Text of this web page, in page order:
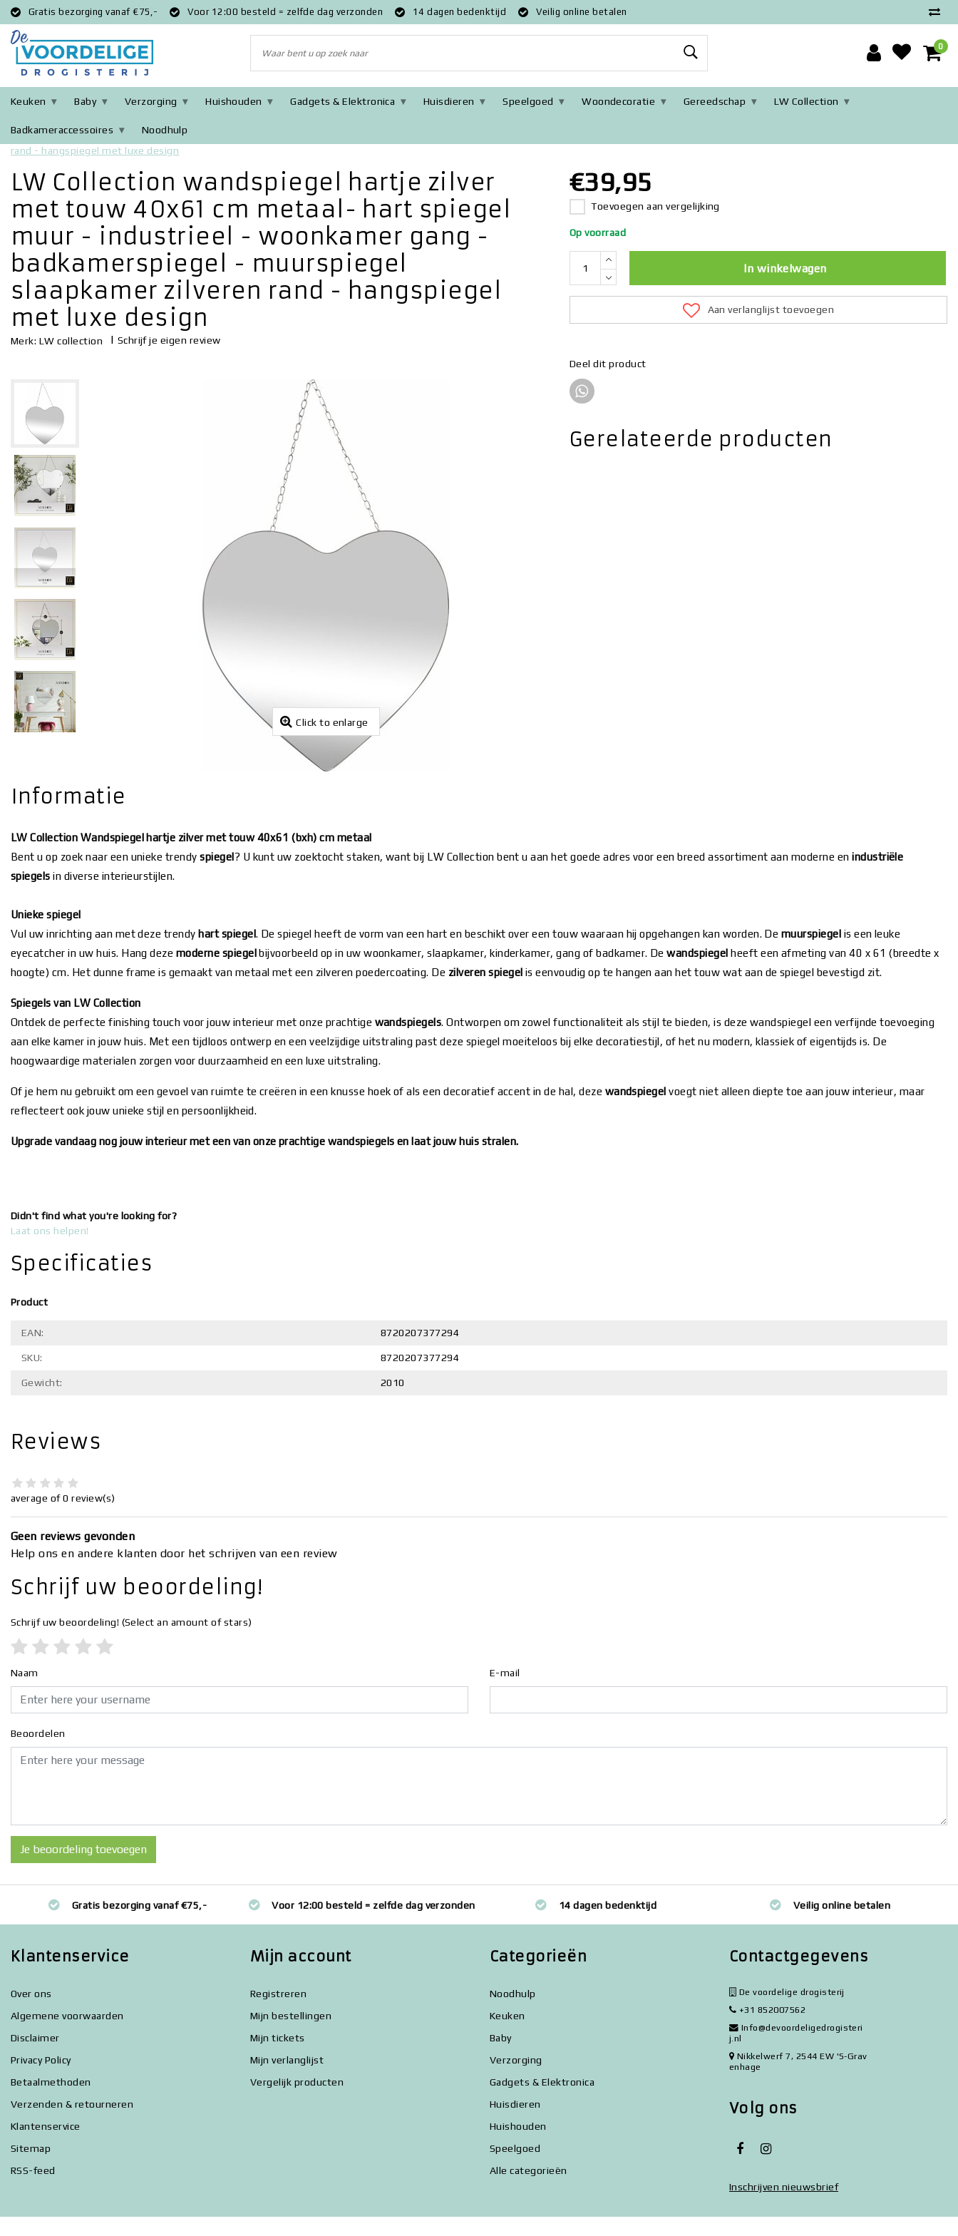
Gratis bezorging vanaf €75,- Voor 12:00 besteld = zelfde dag verzonden 14 dagen bedenktijd Veilig online betalen
0
Keuken Baby Verzorging Huishouden Gadgets & Elektronica Huisdieren Speelgoed Woondecoratie Gereedschap LW Collection
Badkameraccessoires Noodhulp
Terug naar Home|LW Collection wandspiegel hartje zilver met touw 40x61 cm metaal- hart spiegel muur - industrieel - woonkamer gang - badkamerspiegel - muurspiegel slaapkamer zilveren
rand - hangspiegel met luxe design
LW Collection wandspiegel hartje zilver
met touw 40x61 cm metaal- hart spiegel
muur - industrieel - woonkamer gang -
badkamerspiegel - muurspiegel
slaapkamer zilveren rand - hangspiegel
met luxe design
Merk: LW collection | Schrijf je eigen review
Click to enlarge
€39,95
Toevoegen aan vergelijking
Op voorraad
In winkelwagen
Aan verlanglijst toevoegen
Deel dit product
Gerelateerde producten
Informatie
LW Collection Wandspiegel hartje zilver met touw 40x61 (bxh) cm metaal
Bent u op zoek naar een unieke trendyspiegel? U kunt uw zoektocht staken, want bij LW Collection bent u aan het goede adres voor een breed assortiment aan moderne enindustriële
spiegels in diverse interieurstijlen.
Unieke spiegel
Vul uw inrichting aan met deze trendyhart spiegel. De spiegel heeft de vorm van een hart en beschikt over een touw waaraan hij opgehangen kan worden. De muurspiegel is een leuke
eyecatcher in uw huis. Hang deze moderne spiegelbijvoorbeeld op in uw woonkamer, slaapkamer, kinderkamer, gang of badkamer. Dewandspiegel heeft een afmeting van 40 x 61 (breedte x
hoogte) cm. Het dunne frame is gemaakt van metaal met een zilveren poedercoating. De zilveren spiegel is eenvoudig op te hangen aan het touw wat aan de spiegel bevestigd zit.
Spiegels van LW Collection
Ontdek de perfecte finishing touch voor jouw interieur met onze prachtige wandspiegels. Ontworpen om zowel functionaliteit als stijl te bieden, is deze wandspiegel een verfijnde toevoeging
aan elke kamer in jouw huis. Met een tijdloos ontwerp en een veelzijdige uitstraling past deze spiegel moeiteloos bij elke decoratiestijl, of het nu modern, klassiek of eigentijds is. De
hoogwaardige materialen zorgen voor duurzaamheid en een luxe uitstraling.
Of je hem nu gebruikt om een gevoel van ruimte te creëren in een knusse hoek of als een decoratief accent in de hal, deze wandspiegelvoegt niet alleen diepte toe aan jouw interieur, maar
reflecteert ook jouw unieke stijl en persoonlijkheid.
Upgrade vandaag nog jouw interieur met een van onze prachtige wandspiegels en laat jouw huis stralen.
Didn't find what you're looking for?
Laat ons helpen!
Specificaties
Product
EAN: 8720207377294
SKU: 8720207377294
Gewicht: 2010
Reviews
average of 0 review(s)
Geen reviews gevonden
Help ons en andere klanten door het schrijven van een review
Schrijf uw beoordeling!
Schrijf uw beoordeling! (Select an amount of stars)
Naam E-mail
Beoordelen
Je beoordeling toevoegen
Gratis bezorging vanaf €75,- Voor 12:00 besteld = zelfde dag verzonden 14 dagen bedenktijd Veilig online betalen
Klantenservice
Over ons
Algemene voorwaarden
Disclaimer
Privacy Policy
Betaalmethoden
Verzenden & retourneren
Klantenservice
Sitemap
RSS-feed
Mijn account
Registreren
Mijn bestellingen
Mijn tickets
Mijn verlanglijst
Vergelijk producten
Categorieën
Noodhulp
Keuken
Baby
Verzorging
Gadgets & Elektronica
Huisdieren
Huishouden
Speelgoed
Alle categorieën
Contactgegevens
De voordelige drogisterij
+31 852007562
Info@devoordeligedrogisteri
j.nl
Nikkelwerf 7, 2544 EW 'S-Grav
enhage
Volg ons
Inschrijven nieuwsbrief